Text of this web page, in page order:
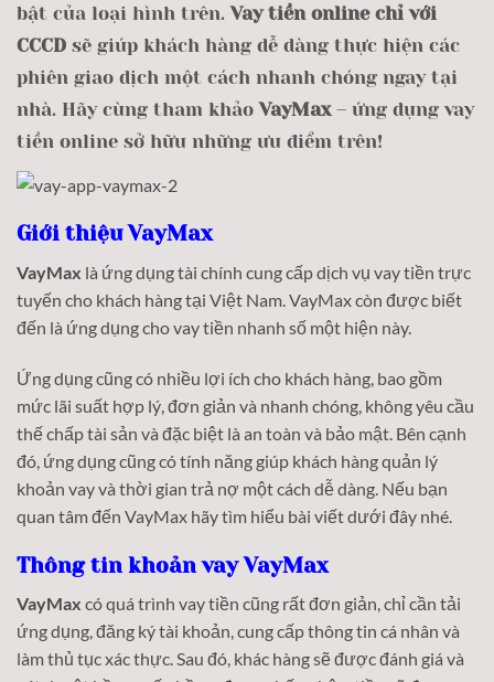
bật của loại hình trên.Vay tiền online chỉ với
CCCD sẽ giúp khách hàng dễ dàng thực hiện các
phiên giao dịch một cách nhanh chóng ngay tại
nhà. Hãy cùng tham khảoVayMax – ứng dụng vay
tiền online sở hữu những ưu điểm trên!
Giới thiệu VayMax
VayMax là ứng dụng tài chính cung cấp dịch vụ vay tiền trực
tuyến cho khách hàng tại Việt Nam. VayMax còn được biết
đến là ứng dụng cho vay tiền nhanh số một hiện này.
Ứng dụng cũng có nhiều lợi ích cho khách hàng, bao gồm
mức lãi suất hợp lý, đơn giản và nhanh chóng, không yêu cầu
thế chấp tài sản và đặc biệt là an toàn và bảo mật. Bên cạnh
đó, ứng dụng cũng có tính năng giúp khách hàng quản lý
khoản vay và thời gian trả nợ một cách dễ dàng. Nếu bạn
quan tâm đến VayMax hãy tìm hiểu bài viết dưới đây nhé.
Thông tin khoản vay VayMax
VayMax có quá trình vay tiền cũng rất đơn giản, chỉ cần tải
ứng dụng, đăng ký tài khoản, cung cấp thông tin cá nhân và
làm thủ tục xác thực. Sau đó, khác hàng sẽ được đánh giá và